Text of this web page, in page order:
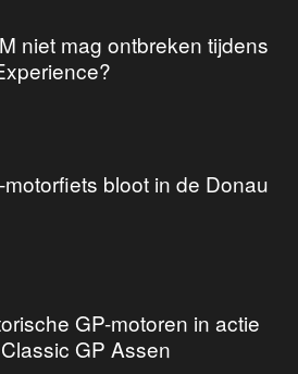
niet mag ontbreken tijdens
bloot in de Donau
GP-motoren in actie
GP Assen